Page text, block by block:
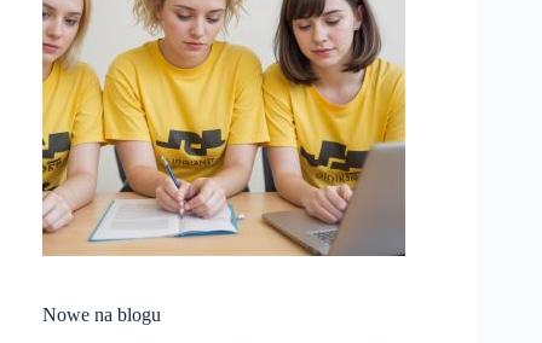
Nowe na blogu